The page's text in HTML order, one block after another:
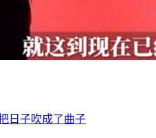
日子吹成了曲子